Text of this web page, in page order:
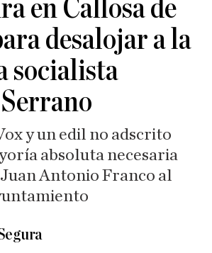
en Callosa de
desalojar a la
socialista
y un edil no adscrito
absoluta necesaria
Antonio Franco al